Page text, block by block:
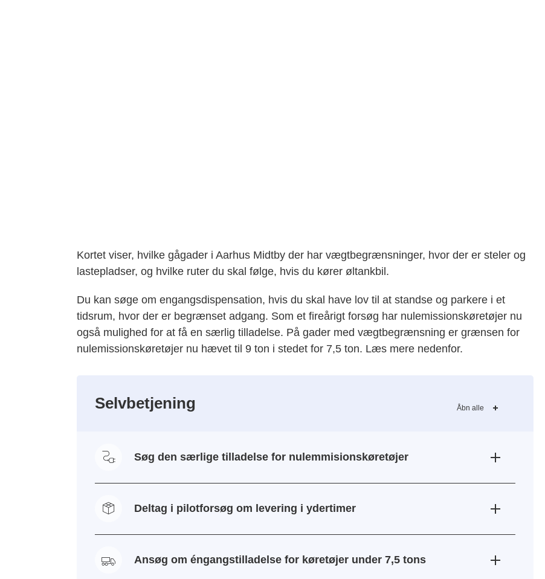
Kortet viser, hvilke gågader i Aarhus Midtby der har vægtbegrænsninger, hvor der er steler og
lastepladser, og hvilke ruter du skal følge, hvis du kører øltankbil.
Du kan søge om engangsdispensation, hvis du skal have lov til at standse og parkere i et
tidsrum, hvor der er begrænset adgang. Som et fireårigt forsøg har nulemissionskøretøjer nu
også mulighed for at få en særlig tilladelse. På gader med vægtbegrænsning er grænsen for
nulemissionskøretøjer nu hævet til 9 ton i stedet for 7,5 ton. Læs mere nedenfor.
Selvbetjening Åbn alle
Søg den særlige tilladelse for nulemmisionskøretøjer
Deltag i pilotforsøg om levering i ydertimer
Ansøg om éngangstilladelse for køretøjer under 7,5 tons